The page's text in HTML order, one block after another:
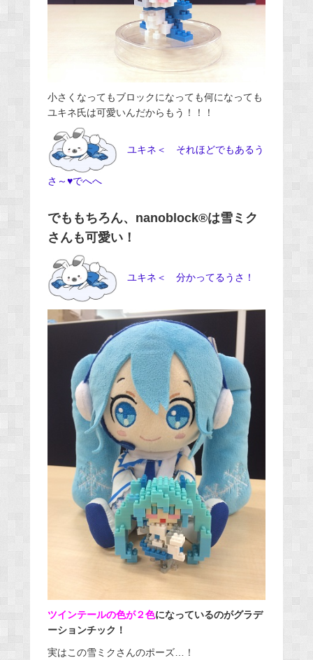
小さくなってもブロックになっても何になっても
ユキネ氏は可愛いんだからもう！！！
ユキネ＜ それほどでもあるう
さ～♥でへへ
でももちろん、nanoblock®は雪ミク
さんも可愛い！
ユキネ＜ 分かってるうさ！
ツインテールの色が２色になっているのがグラデ
ーションチック！
実はこの雪ミクさんのポーズ…！